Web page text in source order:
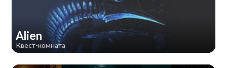
Alien
Квест-комната